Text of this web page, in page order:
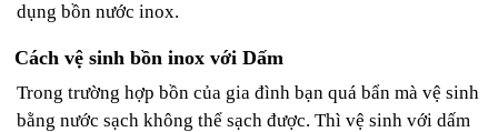
dụng bồn nước inox.
Cách vệ sinh bồn inox với Dấm
Trong trường hợp bồn của gia đình bạn quá bẩn mà vệ sinh
bằng nước sạch không thể sạch được. Thì vệ sinh với dấm